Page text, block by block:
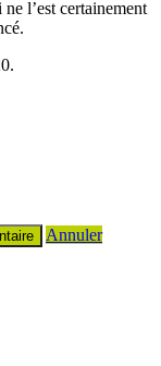
l’est certainement
Annuler